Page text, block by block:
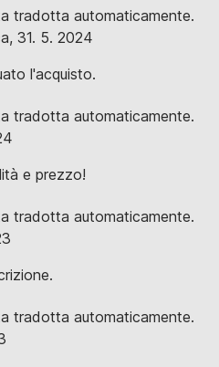
tradotta automaticamente.
, 31. 5. 2024
l'acquisto.
tradotta automaticamente.
e prezzo!
tradotta automaticamente.
tradotta automaticamente.